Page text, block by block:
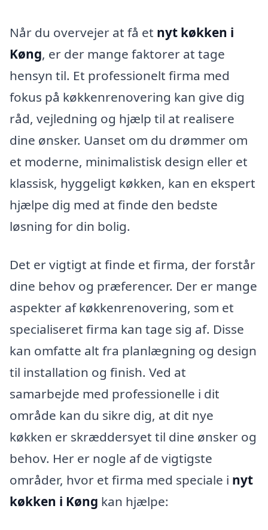
Når du overvejer at få et nyt køkken i
Køng, er der mange faktorer at tage
hensyn til. Et professionelt firma med
fokus på køkkenrenovering kan give dig
råd, vejledning og hjælp til at realisere
dine ønsker. Uanset om du drømmer om
et moderne, minimalistisk design eller et
klassisk, hyggeligt køkken, kan en ekspert
hjælpe dig med at finde den bedste
løsning for din bolig.
Det er vigtigt at finde et firma, der forstår
dine behov og præferencer. Der er mange
aspekter af køkkenrenovering, som et
specialiseret firma kan tage sig af. Disse
kan omfatte alt fra planlægning og design
til installation og finish. Ved at
samarbejde med professionelle i dit
område kan du sikre dig, at dit nye
køkken er skræddersyet til dine ønsker og
behov. Her er nogle af de vigtigste
områder, hvor et firma med speciale i nyt
køkken i Køng kan hjælpe: